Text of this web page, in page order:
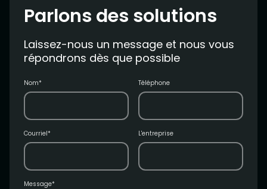
Parlons des solutions
Laissez-nous un message et nous vous
répondrons dès que possible
Nom* Téléphone
Courriel* L'entreprise
Message*